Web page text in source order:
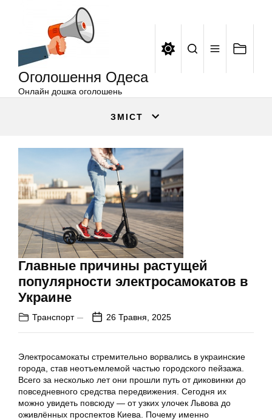
Оголошення Одеса
Онлайн дошка оголошень
ЗМІСТ
Главные причины растущей
популярности электросамокатов в
Украине
Транспорт 26 Травня, 2025
Электросамокаты стремительно ворвались в украинские
города, став неотъемлемой частью городского пейзажа.
Всего за несколько лет они прошли путь от диковинки до
повседневного средства передвижения. Сегодня их
можно увидеть повсюду — от узких улочек Львова до
оживлённых проспектов Киева. Почему именно